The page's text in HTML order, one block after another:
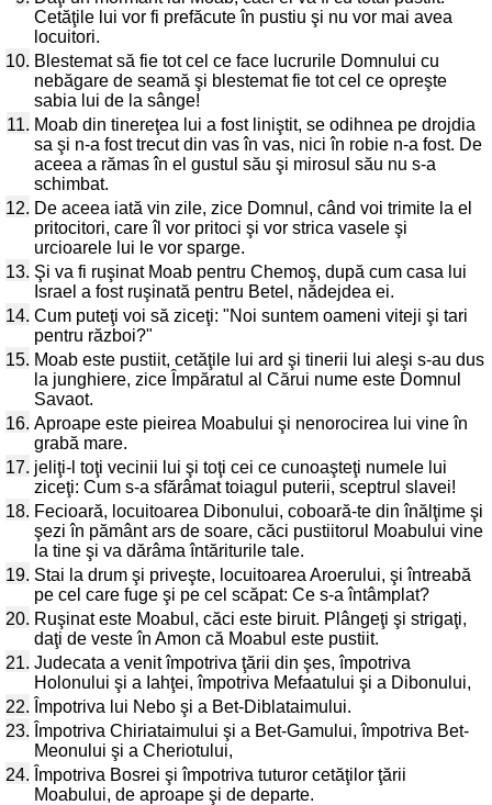
Cetăţile lui vor fi prefăcute în pustiu şi nu vor mai avea
locuitori.
10. Blestemat să fie tot cel ce face lucrurile Domnului cu
nebăgare de seamă şi blestemat fie tot cel ce opreşte
sabia lui de la sânge!
11. Moab din tinereţea lui a fost liniştit, se odihnea pe drojdia
sa şi n-a fost trecut din vas în vas, nici în robie n-a fost. De
aceea a rămas în el gustul său şi mirosul său nu s-a
schimbat.
12. De aceea iată vin zile, zice Domnul, când voi trimite la el
pritocitori, care îl vor pritoci şi vor strica vasele şi
urcioarele lui le vor sparge.
13. Şi va fi ruşinat Moab pentru Chemoş, după cum casa lui
Israel a fost ruşinată pentru Betel, nădejdea ei.
14. Cum puteţi voi să ziceţi: "Noi suntem oameni viteji şi tari
pentru război?"
15. Moab este pustiit, cetăţile lui ard şi tinerii lui aleşi s-au dus
la junghiere, zice Împăratul al Cărui nume este Domnul
Savaot.
16. Aproape este pieirea Moabului şi nenorocirea lui vine în
grabă mare.
17. jeliţi-l toţi vecinii lui şi toţi cei ce cunoaşteţi numele lui
ziceţi: Cum s-a sfărâmat toiagul puterii, sceptrul slavei!
18. Fecioară, locuitoarea Dibonului, coboară-te din înălţime şi
şezi în pământ ars de soare, căci pustiitorul Moabului vine
la tine şi va dărâma întăriturile tale.
19. Stai la drum şi priveşte, locuitoarea Aroerului, şi întreabă
pe cel care fuge şi pe cel scăpat: Ce s-a întâmplat?
20. Ruşinat este Moabul, căci este biruit. Plângeţi şi strigaţi,
daţi de veste în Amon că Moabul este pustiit.
21. Judecata a venit împotriva ţării din şes, împotriva
Holonului şi a Iahţei, împotriva Mefaatului şi a Dibonului,
22. Împotriva lui Nebo şi a Bet-Diblataimului.
23. Împotriva Chiriataimului şi a Bet-Gamului, împotriva Bet-
Meonului şi a Cheriotului,
24. Împotriva Bosrei şi împotriva tuturor cetăţilor ţării
Moabului, de aproape şi de departe.